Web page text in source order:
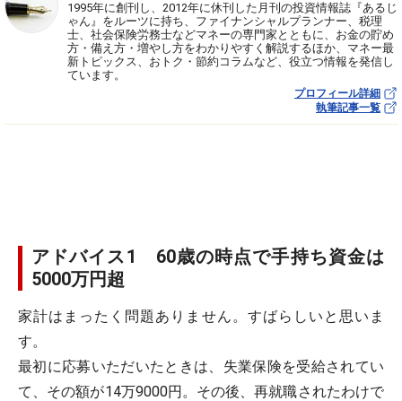
1995年に創刊し、2012年に休刊した月刊の投資情報誌『あるじ
ゃん』をルーツに持ち、ファイナンシャルプランナー、税理
士、社会保険労務士などマネーの専門家とともに、お金の貯め
方・備え方・増やし方をわかりやすく解説するほか、マネー最
新トピックス、おトク・節約コラムなど、役立つ情報を発信し
ています。
プロフィール詳細
執筆記事一覧
アドバイス1 60歳の時点で手持ち資金は
5000万円超
家計はまったく問題ありません。すばらしいと思いま
す。
最初に応募いただいたときは、失業保険を受給されてい
て、その額が14万9000円。その後、再就職されたわけで